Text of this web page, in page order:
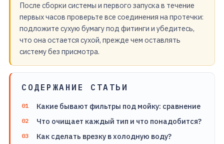
После сборки системы и первого запуска в течение
первых часов проверьте все соединения на протечки:
подложите сухую бумагу под фитинги и убедитесь,
что она остается сухой, прежде чем оставлять
систему без присмотра.
СОДЕРЖАНИЕ СТАТЬИ
Какие бывают фильтры под мойку: сравнение
Что очищает каждый тип и что понадобится?
Как сделать врезку в холодную воду?